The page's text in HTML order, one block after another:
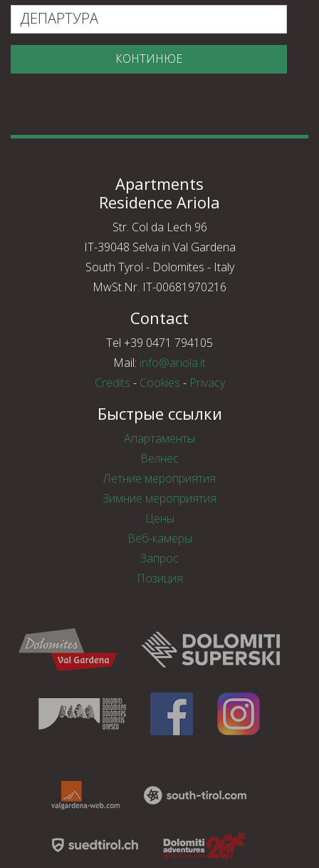
КОНТИНЮЕ
Apartments
Residence Ariola
Str. Col da Lech 96
IT-39048 Selva in Val Gardena
South Tyrol - Dolomites - Italy
MwSt.Nr. IT-00681970216
Contact
Tel +39 0471 794105
Mail: info@ariola.it
Credits - Cookies - Privacy
Быстрые ссылки
Апартаменты
Велнес
Летние мероприятия
Зимние мероприятия
Цены
Веб-камеры
Запрос
Позиция